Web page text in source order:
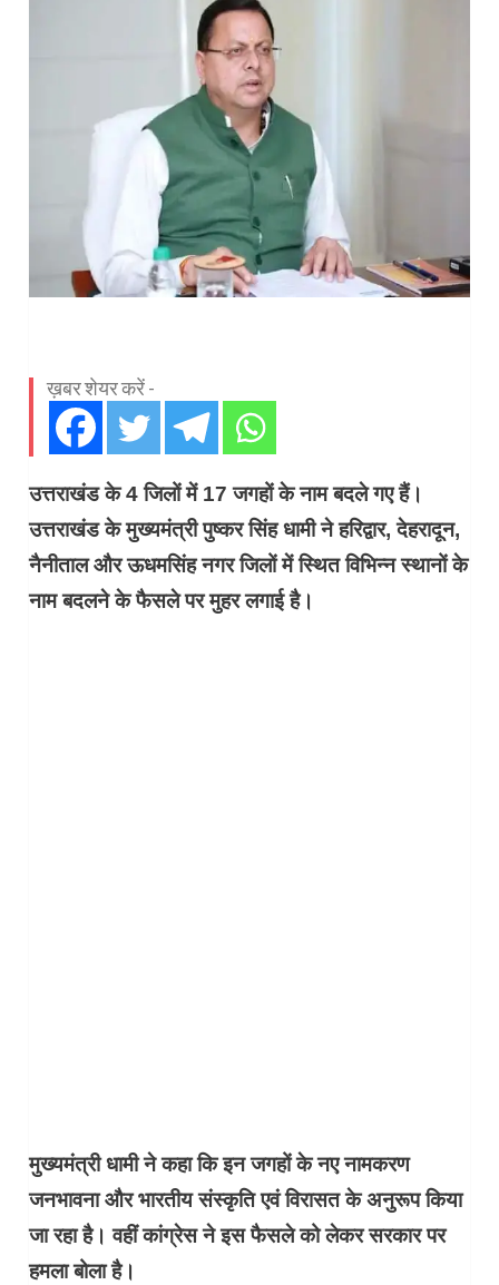
ख़बर शेयर करें -
उत्तराखंड के 4 जिलों में 17 जगहों के नाम बदले गए हैं।
उत्तराखंड के मुख्यमंत्री पुष्कर सिंह धामी ने हरिद्वार, देहरादून,
नैनीताल और ऊधमसिंह नगर जिलों में स्थित विभिन्न स्थानों के
नाम बदलने के फैसले पर मुहर लगाई है।
मुख्यमंत्री धामी ने कहा कि इन जगहों के नए नामकरण
जनभावना और भारतीय संस्कृति एवं विरासत के अनुरूप किया
जा रहा है। वहीं कांग्रेस ने इस फैसले को लेकर सरकार पर
हमला बोला है।